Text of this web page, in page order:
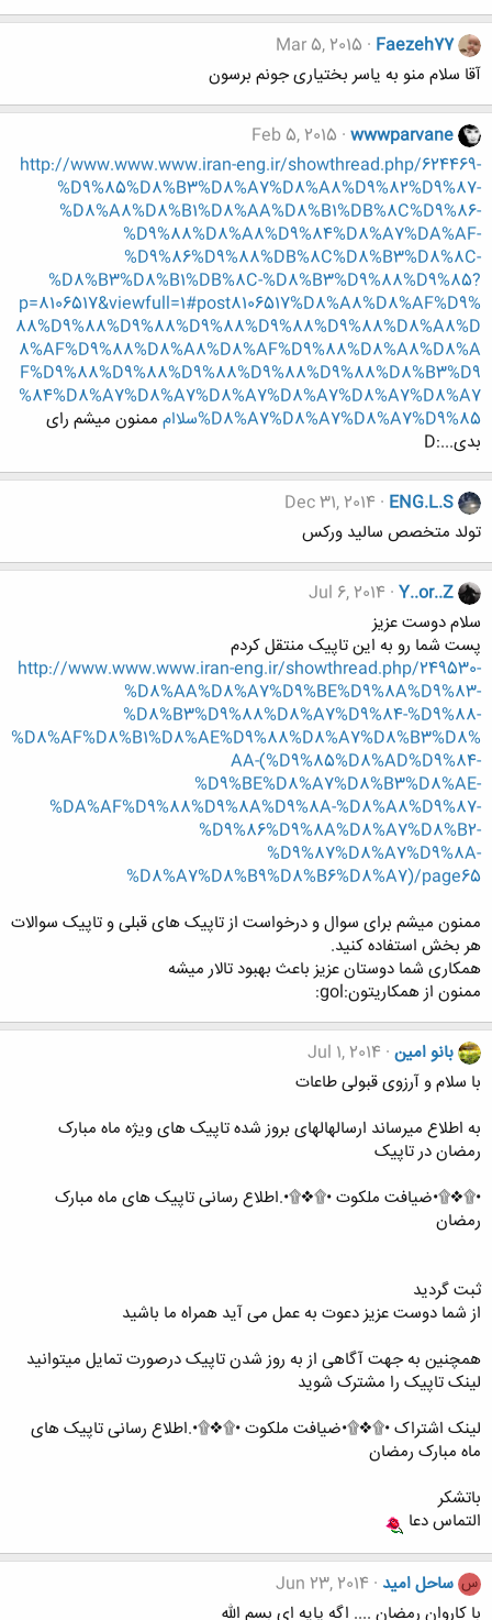
Faezeh77
Mar 5, 2015
آقا سلام منو به یاسر بختیاری جونم برسون
wwwparvane
Feb 5, 2015
http://www.www.www.iran-eng.ir/showthread.php/624469-
%D9%85%D8%B3%D8%A7%D8%A8%D9%82%D9%87-
%D8%A8%D8%B1%D8%AA%D8%B1%DB%8C%D9%86-
%D9%88%D8%A8%D9%84%D8%A7%DA%AF-
%D9%86%D9%88%DB%8C%D8%B3%D8%8C-
%D8%B3%D8%B1%DB%8C-%D8%B3%D9%88%D9%85?
p=8106517&viewfull=1#post8106517%D8%A8%D8%AF%D9%
88%D9%88%D9%88%D9%88%D9%88%D9%88%D8%A8%D
8%AF%D9%88%D8%A8%D8%AF%D9%88%D8%A8%D8%A
F%D9%88%D9%88%D9%88%D9%88%D9%88%D8%B3%D9
%84%D8%A7%D8%A7%D8%A7%D8%A7%D8%A7%D8%A7
%D8%A7%D8%A7%D8%A7%D9%85سلاام
ممنون میشم رای
بدی...:D
ENG.L.S
Dec 31, 2014
تولد متخصص سالید ورکس
Y..or..Z
Jul 6, 2014
سلام دوست عزیز
پست شما رو به این تاپیک منتقل کردم
http://www.www.www.iran-eng.ir/showthread.php/249530-
%D8%AA%D8%A7%D9%BE%D9%8A%D9%83-
%D8%B3%D9%88%D8%A7%D9%84-%D9%88-
%D8%AF%D8%B1%D8%AE%D9%88%D8%A7%D8%B3%D8%
AA-(%D9%85%D8%AD%D9%84-
%D9%BE%D8%A7%D8%B3%D8%AE-
%DA%AF%D9%88%D9%8A%D9%8A-%D8%A8%D9%87-
%D9%86%D9%8A%D8%A7%D8%B2-
%D9%87%D8%A7%D9%8A-
%D8%A7%D8%B9%D8%B6%D8%A7)/page65
ممنون میشم برای سوال و درخواست از تاپیک های قبلی و تاپیک سوالات
هر بخش استفاده کنید.
همکاری شما دوستان عزیز باعث بهبود تالار میشه
ممنون از همکاریتون:gol:
بانو امین Jul 1, 2014
با سلام و آرزوی قبولی طاعات
به اطلاع میرساند ارسالهالهای بروز شده تاپیک های ویژه ماه مبارک
رمضان در تاپیک
•۩❖۩•ضیافت ملکوت •۩❖۩•.اطلاع رسانی تاپیک های ماه مبارک
رمضان
ثبت گردید
از شما دوست عزیز دعوت به عمل می آید همراه ما باشید
همچنین به جهت آگاهی از به روز شدن تاپیک درصورت تمایل میتوانید
لینک تاپیک را مشترک شوید
لینک اشتراک •۩❖۩•ضیافت ملکوت •۩❖۩•.اطلاع رسانی تاپیک های
ماه مبارک رمضان
باتشکر
التماس دعا
س ساحل امید Jun 23, 2014
با کاروان رمضان .... اگه پایه ای بسم الله